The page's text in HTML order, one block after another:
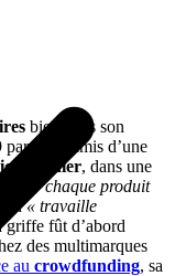
bien dans son
deux amis d’une
Mugnier, dans une
pour chaque produit
« travaille
griffe fût d’abord
des multimarques
au crowdfunding, sa